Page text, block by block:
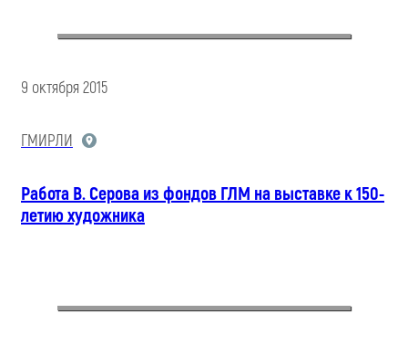
9 октября 2015
ГМИРЛИ
Работа В. Серова из фондов ГЛМ на выставке к 150-
летию художника